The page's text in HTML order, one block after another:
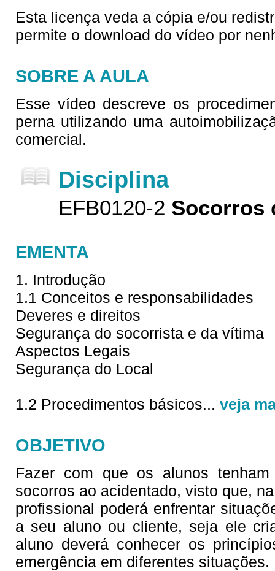
Esta licença veda a cópia e/ou
permite o download do vídeo por
SOBRE A AULA
Esse vídeo descreve os
perna utilizando uma
comercial.
Disciplina
EFB0120-2 Socorros
EMENTA
1. Introdução
1.1 Conceitos e responsabilidades
Deveres e direitos
Segurança do socorrista e da vítima
Aspectos Legais
Segurança do Local
1.2 Procedimentos básicos... veja
OBJETIVO
Fazer com que os alunos
socorros ao acidentado, visto que,
profissional poderá enfrentar
a seu aluno ou cliente, seja ele
aluno deverá conhecer os
emergência em diferentes situações.